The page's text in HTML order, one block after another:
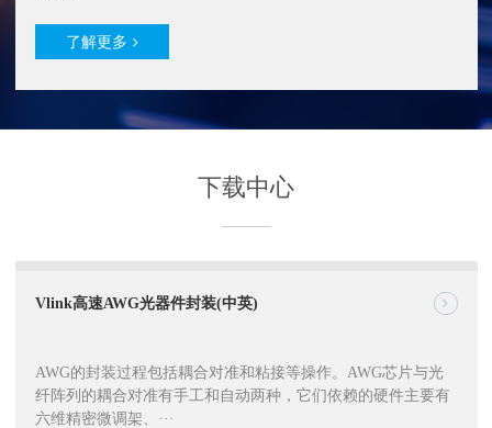
了解更多
下载中心
Vlink高速AWG光器件封装(中英)
AWG的封装过程包括耦合对准和粘接等操作。AWG芯片与光
纤阵列的耦合对准有手工和自动两种，它们依赖的硬件主要有
六维精密微调架、···